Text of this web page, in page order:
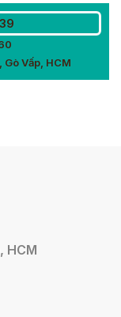
Vấp, HCM
HCM